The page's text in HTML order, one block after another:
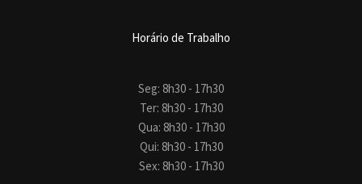
Horário de Trabalho
Seg: 8h30 - 17h30
Ter: 8h30 - 17h30
Qua: 8h30 - 17h30
Qui: 8h30 - 17h30
Sex: 8h30 - 17h30